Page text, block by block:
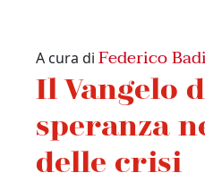
A cura di Federico
Il Vangelo
speranza
delle crisi